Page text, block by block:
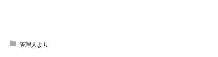
管理人より